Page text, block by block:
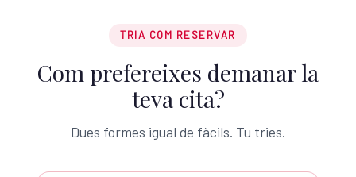
TRIA COM RESERVAR
Com prefereixes demanar la
teva cita?
Dues formes igual de fàcils. Tu tries.